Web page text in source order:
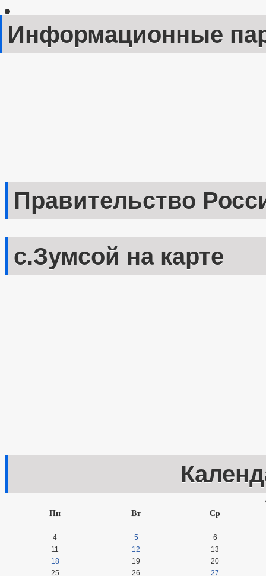
Информационные
Правительство
с.Зумсой на карте
Пн
Вт Ср
4 5
6
11
12
13
18
19
20
25
26 27